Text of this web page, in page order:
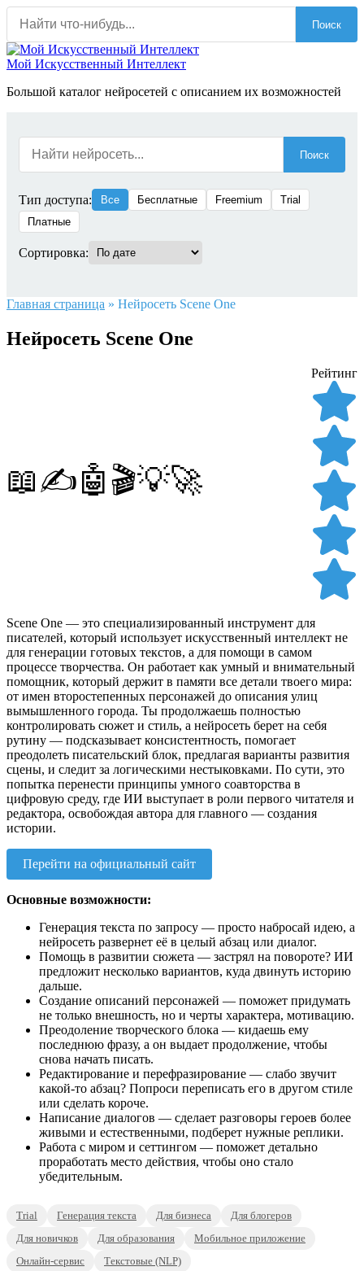
Перейти
содержанию
Поиск
Мой Искусственный Интеллект
Большой каталог нейросетей с описанием их возможностей
Поиск
Тип доступа: Все Бесплатные Freemium
Trial
Платные
Сортировка:
Главная страница » Нейросеть Scene One
Нейросеть Scene One
📖✍️🤖🎬💡🚀
Рейтинг
Scene One — это специализированный инструмент для
писателей, который использует искусственный интеллект не
для генерации готовых текстов, а для помощи в самом
процессе творчества. Он работает как умный и внимательный
помощник, который держит в памяти все детали твоего мира:
от имен второстепенных персонажей до описания улиц
вымышленного города. Ты продолжаешь полностью
контролировать сюжет и стиль, а нейросеть берет на себя
рутину — подсказывает консистентность, помогает
преодолеть писательский блок, предлагая варианты развития
сцены, и следит за логическими нестыковками. По сути, это
попытка перенести принципы умного соавторства в
цифровую среду, где ИИ выступает в роли первого читателя и
редактора, освобождая автора для главного — создания
истории.
Перейти на официальный сайт
Основные возможности:
Генерация текста по запросу — просто набросай идею, а
нейросеть развернет её в целый абзац или диалог.
Помощь в развитии сюжета — застрял на повороте? ИИ
предложит несколько вариантов, куда двинуть историю
дальше.
Создание описаний персонажей — поможет придумать
не только внешность, но и черты характера, мотивацию.
Преодоление творческого блока — кидаешь ему
последнюю фразу, а он выдает продолжение, чтобы
снова начать писать.
Редактирование и перефразирование — слабо звучит
какой-то абзац? Попроси переписать его в другом стиле
или сделать короче.
Написание диалогов — сделает разговоры героев более
живыми и естественными, подберет нужные реплики.
Работа с миром и сеттингом — поможет детально
проработать место действия, чтобы оно стало
убедительным.
Trial Генерация текста Для бизнеса
Для блогеров
Для новичков
Для образования
Мобильное приложение
Онлайн-сервис
Текстовые (NLP)